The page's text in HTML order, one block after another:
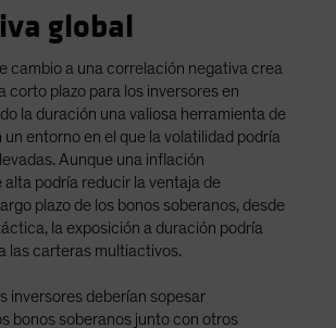
global
cambio a una correlación negativa crea
corto plazo para los inversores en
la duración una valiosa herramienta de
entorno en el que la volatilidad podría
Aunque una inflación
podría reducir la ventaja de
plazo de los bonos soberanos, desde
la exposición a duración podría
las carteras multiactivos.
inversores deberían sopesar
bonos soberanos junto con otros